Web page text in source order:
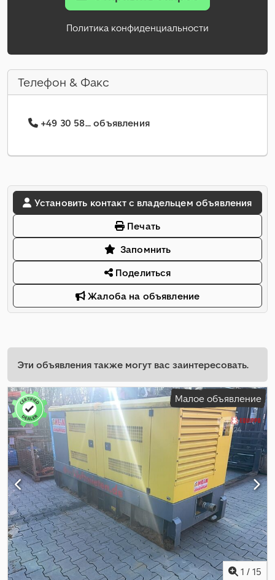
Политика конфиденциальности
Телефон & Факс
+49 30 58... объявления
Установить контакт с владельцем объявления
Печать
Запомнить
Поделиться
Жалоба на объявление
Эти объявления также могут вас заинтересовать.
Малое объявление
1 / 15